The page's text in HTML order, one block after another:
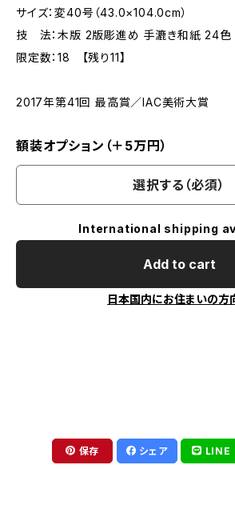
サイズ：変40号（43.0×104.0cm）
技 法：木版 2版彫進め 手漉き和紙 24色
限定数：18 【残り11】
2017年第41回 最高賞／IAC美術大賞
額装オプション（＋5万円）
選択する（必須）
International shipping
Add to cart
日本国内にお住まいの方
保存 シェア LINE